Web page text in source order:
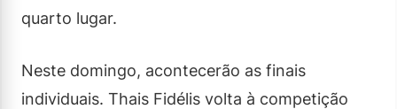
quarto lugar.
Neste domingo, acontecerão as finais
individuais. Thais Fidélis volta à competição